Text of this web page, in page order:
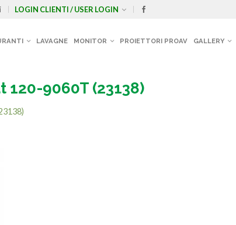
LOGIN CLIENTI / USER LOGIN
LAVAGNE MONITOR PROIETTORI PROAV GALLERY
120-9060T (23138)